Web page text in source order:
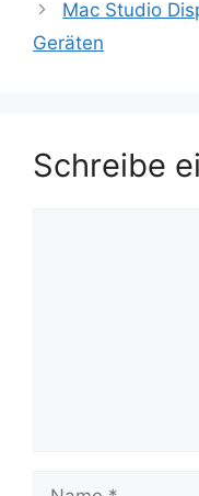
Mac Studio
Geräten
Schreibe
Name